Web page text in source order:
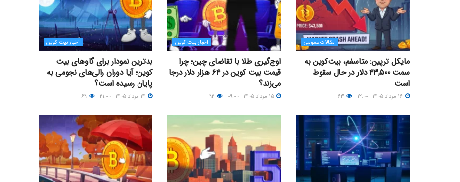
مقالات عمومی
مایکل ترپین: متاسفم، بیت‌کوین به
سمت ۴۳,۵۰۰ دلار در حال سقوط
است
اخبار بیت کوین
اوج‌گیری طلا با تقاضای چین؛ چرا
قیمت بیت کوین در ۶۴ هزار دلار درجا
می‌زند؟
اخبار بیت کوین
بدترین نمودار برای گاوهای بیت
کوین؛ آیا دوران رالی‌های نجومی به
پایان رسیده است؟